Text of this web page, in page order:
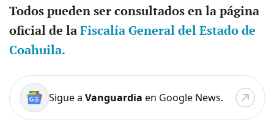
Todos pueden ser consultados en la página
oficial de la Fiscalía General del Estado de
Coahuila.
Sigue a Vanguardia en Google News.